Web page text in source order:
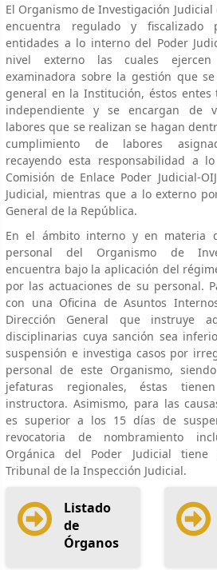
El Organismo de Investigación Judicial
encuentra regulado y fiscalizado
entidades a lo interno del Poder
nivel externo las cuales
examinadora sobre la gestión que
general en la Institución, éstos entes
independiente y se encargan de
labores que se realizan se hagan
cumplimiento de labores
recayendo esta responsabilidad a
Comisión de Enlace Poder Judicial-
Judicial, mientras que a lo externo
General de la República.
En el ámbito interno y en materia
personal del Organismo de
encuentra bajo la aplicación del
por las actuaciones de su personal.
con una Oficina de Asuntos
Dirección General que instruye
disciplinarias cuya sanción sea
suspensión e investiga casos por
personal de este Organismo,
jefaturas regionales, éstas
instructora. Asimismo, para las
es superior a los 15 días de
revocatoria de nombramiento
Orgánica del Poder Judicial tiene
Tribunal de la Inspección Judicial.
Listado
de
Órganos